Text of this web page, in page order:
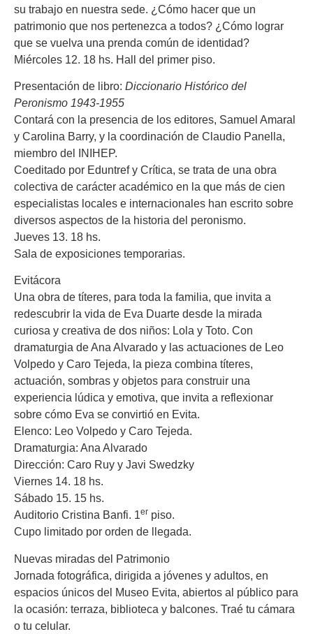
su trabajo en nuestra sede. ¿Cómo hacer que un
patrimonio que nos pertenezca a todos? ¿Cómo lograr
que se vuelva una prenda común de identidad?
Miércoles 12. 18 hs. Hall del primer piso.
Presentación de libro: Diccionario Histórico del
Peronismo 1943-1955
Contará con la presencia de los editores, Samuel Amaral
y Carolina Barry, y la coordinación de Claudio Panella,
miembro del INIHEP.
Coeditado por Eduntref y Crítica, se trata de una obra
colectiva de carácter académico en la que más de cien
especialistas locales e internacionales han escrito sobre
diversos aspectos de la historia del peronismo.
Jueves 13. 18 hs.
Sala de exposiciones temporarias.
Evitácora
Una obra de títeres, para toda la familia, que invita a
redescubrir la vida de Eva Duarte desde la mirada
curiosa y creativa de dos niños: Lola y Toto. Con
dramaturgia de Ana Alvarado y las actuaciones de Leo
Volpedo y Caro Tejeda, la pieza combina títeres,
actuación, sombras y objetos para construir una
experiencia lúdica y emotiva, que invita a reflexionar
sobre cómo Eva se convirtió en Evita.
Elenco: Leo Volpedo y Caro Tejeda.
Dramaturgia: Ana Alvarado
Dirección: Caro Ruy y Javi Swedzky
Viernes 14. 18 hs.
Sábado 15. 15 hs.
Auditorio Cristina Banfi. 1er piso.
Cupo limitado por orden de llegada.
Nuevas miradas del Patrimonio
Jornada fotográfica, dirigida a jóvenes y adultos, en
espacios únicos del Museo Evita, abiertos al público para
la ocasión: terraza, biblioteca y balcones. Traé tu cámara
o tu celular.